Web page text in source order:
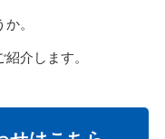
。
介します。